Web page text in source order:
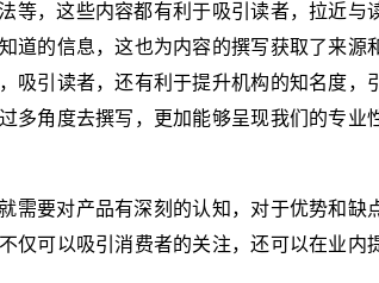
等，这些内容都有利于吸引读者，拉近与
道的信息，这也为内容的撰写获取了来源
吸引读者，还有利于提升机构的知名度，
多角度去撰写，更加能够呈现我们的专业
需要对产品有深刻的认知，对于优势和缺
仅可以吸引消费者的关注，还可以在业内